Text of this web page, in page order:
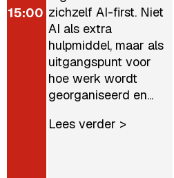
15:00 zichzelf AI-first. Niet
AI als extra
hulpmiddel, maar als
uitgangspunt voor
hoe werk wordt
georganiseerd en...
Lees verder >